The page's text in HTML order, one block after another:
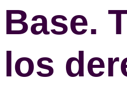
Base.
los